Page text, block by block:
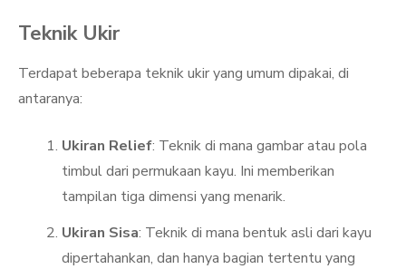
Teknik Ukir
Terdapat beberapa teknik ukir yang umum dipakai, di
antaranya:
Ukiran Relief: Teknik di mana gambar atau pola
timbul dari permukaan kayu. Ini memberikan
tampilan tiga dimensi yang menarik.
Ukiran Sisa: Teknik di mana bentuk asli dari kayu
dipertahankan, dan hanya bagian tertentu yang